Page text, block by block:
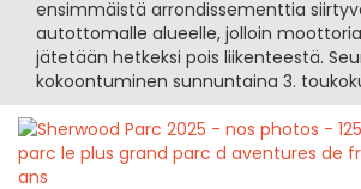
ensimmäistä arrondissementtia
autottomalle alueelle, jolloin
jätetään hetkeksi pois liikenteestä.
kokoontuminen sunnuntaina 3.